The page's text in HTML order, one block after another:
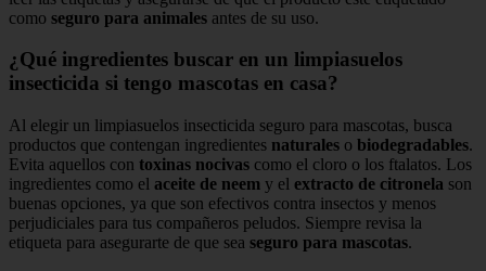
como seguro para animales antes de su uso.
¿Qué ingredientes buscar en un limpiasuelos
insecticida si tengo mascotas en casa?
Al elegir un limpiasuelos insecticida seguro para mascotas, busca
productos que contengan ingredientes naturales o biodegradables.
Evita aquellos con toxinas nocivas como el cloro o los ftalatos. Los
ingredientes como el aceite de neem y el extracto de citronela son
buenas opciones, ya que son efectivos contra insectos y menos
perjudiciales para tus compañeros peludos. Siempre revisa la
etiqueta para asegurarte de que sea seguro para mascotas.